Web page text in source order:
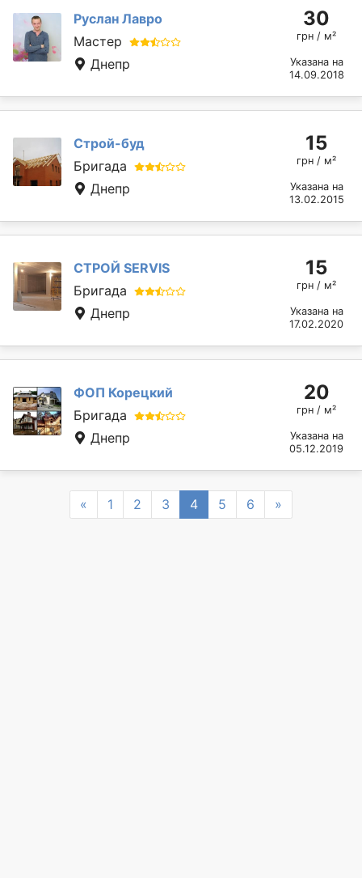
Руслан Лавро
Мастер
Днепр
30
грн / м²
Указана на
14.09.2018
Строй-буд
Бригада
Днепр
15
грн / м²
Указана на
13.02.2015
СТРОЙ SERVIS
Бригада
Днепр
15
грн / м²
Указана на
17.02.2020
ФОП Корецкий
Бригада
Днепр
20
грн / м²
Указана на
05.12.2019
« Previous
1 2 3 4 5 6 »